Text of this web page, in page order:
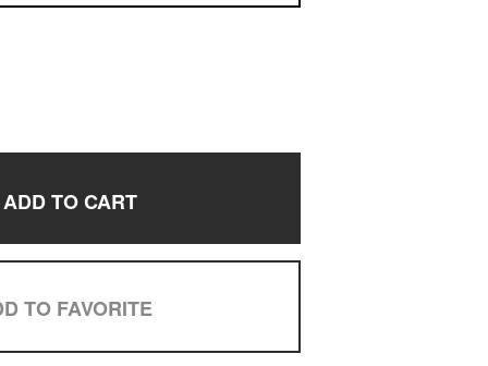
ADD TO CART
TO FAVORITE